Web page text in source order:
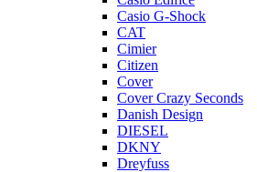
Casio G-Shock
CAT
Cimier
Citizen
Cover
Cover Crazy Seconds
Danish Design
DIESEL
DKNY
Dreyfuss